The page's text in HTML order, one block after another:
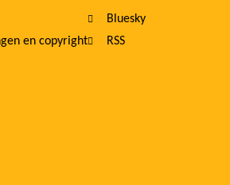
en copyright
Bluesky
RSS